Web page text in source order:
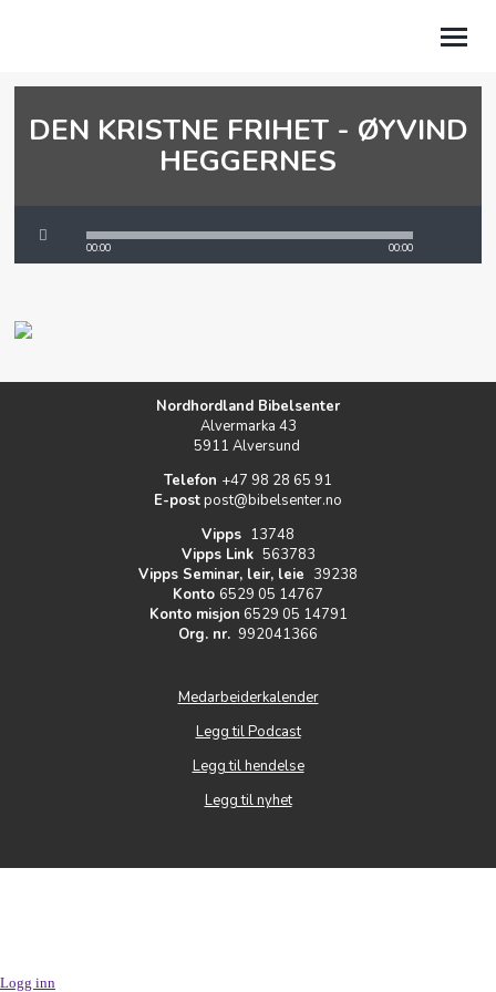
OM OSS
DEN KRISTNE FRIHET - ØYVIND
HEGGERNES
00:00 00:00
Nordhordland Bibelsenter
Alvermarka 43
5911 Alversund
Telefon +47 98 28 65 91
E-postpost@bibelsenter.no
Vipps 13748
Vipps Link 563783
Vipps Seminar, leir, leie 39238
Konto 6529 05 14767
Konto misjon 6529 05 14791
Org. nr. 992041366
Medarbeiderkalender
Legg til Podcast
Legg til hendelse
Legg til nyhet
Logg inn